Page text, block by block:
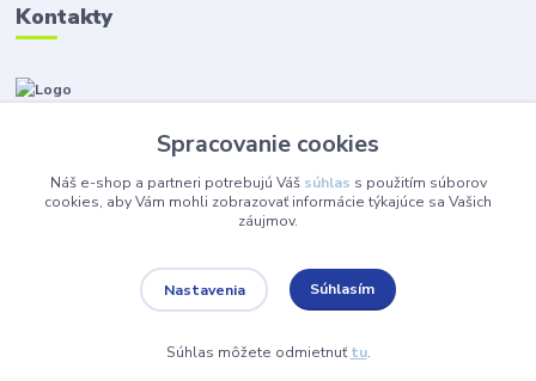
Kontakty
eshop@instalmat.sk
Vytvorené na
Eshop-rychlo.sk
Spracovanie cookies
Náš e-shop a partneri potrebujú Váš súhlas s použitím súborov
cookies, aby Vám mohli zobrazovať informácie týkajúce sa Vašich
záujmov.
Nastavenia Súhlasím
Súhlas môžete odmietnuťtu.